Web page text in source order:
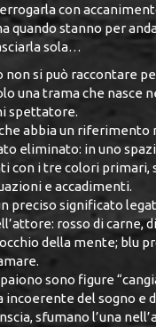
con
quando stanno per
sola…
non si può raccontare
una trama che nasce
spettatore.
abbia un riferimento
eliminato: in uno
con i tre colori primari,
e accadimenti.
preciso significato
rosso di carne,
della mente; blu
sono figure
incoerente del sogno e
sfumano l’una